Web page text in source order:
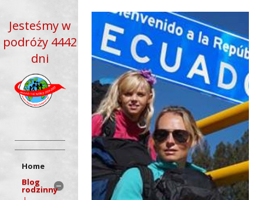
Jesteśmy w
podróży 4442
dni
Home
Blog
rodzinny